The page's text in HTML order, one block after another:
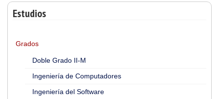
Estudios
Grados
Doble Grado II-M
Ingeniería de Computadores
Ingeniería del Software